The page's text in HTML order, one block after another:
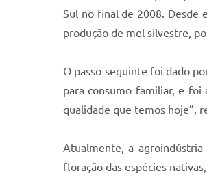
Sul no final de 2008. Desde
produção de mel silvestre,
O passo seguinte foi dado
para consumo familiar, e foi
qualidade que temos hoje”,
Atualmente, a
floração das espécies